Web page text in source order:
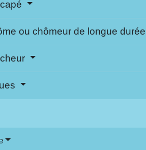
ou chômeur de longue durée